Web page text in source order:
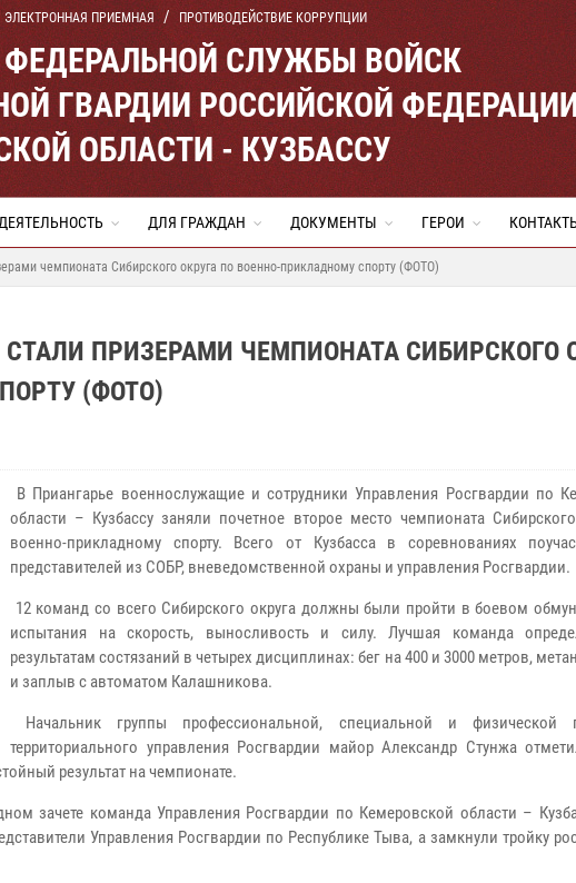
ЭЛЕКТРОННАЯ ПРИЕМНАЯ ПРОТИВОДЕЙСТВИЕ КОРРУПЦИИ
ФЕДЕРАЛЬНОЙ СЛУЖБЫ ВОЙСК
ГВАРДИИ РОССИЙСКОЙ
ОБЛАСТИ - КУЗБАССУ
ДЕЯТЕЛЬНОСТЬ ДЛЯ ГРАЖДАН ДОКУМЕНТЫ ГЕРОИ
чемпионата Сибирского округа по военно-прикладному спорту (ФОТО)
ПРИЗЕРАМИ ЧЕМПИОНАТА СИБИРСКОГО
(ФОТО)
В Приангарье военнослужащие и сотрудники Управления Росгвардии по
области – Кузбассу заняли почетное второе место чемпионата
военно-прикладному спорту. Всего от Кузбасса в соревнованиях
представителей из СОБР, вневедомственной охраны и управления Росгвардии.
12 команд со всего Сибирского округа должны были пройти в боевом
испытания на скорость, выносливость и силу. Лучшая команда
результатам состязаний в четырех дисциплинах: бег на 400 и 3000 метров,
и заплыв с автоматом Калашникова.
Начальник группы профессиональной, специальной и физической
территориального управления Росгвардии майор Александр Стунжа
результат на чемпионате.
зачете команда Управления Росгвардии по Кемеровской области –
Управления Росгвардии по Республике Тыва, а замкнули тройку